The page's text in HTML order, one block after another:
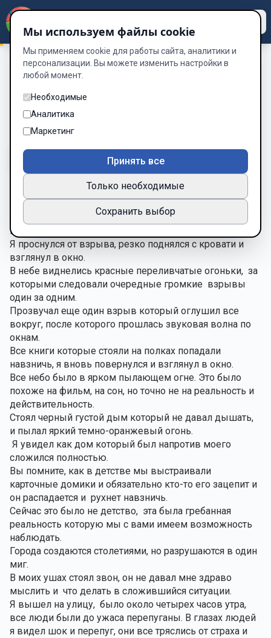
Хаос / Глава 4.
Глава 4.
Глава 4 из 11
Шрифт
Глава 4.
«Pax optima rerum»
Мир-самая ценная вещь.
Я проснулся от взрыва, резко поднялся с кровати и
взглянул в окно.
В небе виднелись красные переливчатые огоньки,  за
которыми следовали очередные громкие  взрывы
один за одним.
Прозвучал еще один взрыв который оглушил все
вокруг, после которого прошлась звуковая волна по
окнам.
Все книги которые стояли на полках попадали
навзничь, я вновь повернулся и взглянул в окно.
Все небо было в ярком пылающем огне. Это было
похоже на фильм, на сон, но точно не на реальность и
действительность.
Стоял черный густой дым который не давал дышать,
и пылал яркий темно-оранжевый огонь.
Я увидел как дом который был напротив моего
сложился полностью.
Вы помните, как в детстве мы выстраивали
карточные домики и обязательно кто-то его зацепит и
он распадается и  рухнет навзничь.
Сейчас это было не детство,  эта была гребанная
реальность которую мы с вами имеем возможность
наблюдать.
Города создаются столетиями, но разрушаются в один
миг.
В моих ушах стоял звон, он не давал мне здраво
мыслить и  что делать в сложившийся ситуации.
Я вышел на улицу,  было около четырех часов утра,
все люди были до ужаса перепуганы. В глазах людей
я видел шок и перепуг, они все тряслись от страха и
Мы используем файлы cookie
Мы применяем cookie для работы сайта, аналитики и
персонализации. Вы можете изменить настройки в
любой момент.
Необходимые
Аналитика
Маркетинг
Принять все
Только необходимые
Сохранить выбор